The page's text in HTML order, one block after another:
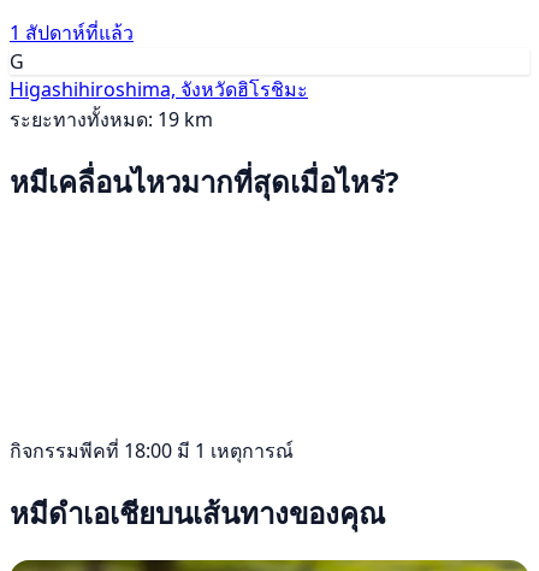
1 สัปดาห์ที่แล้ว
G
Higashihiroshima, จังหวัดฮิโรชิมะ
ระยะทางทั้งหมด: 19 km
หมีเคลื่อนไหวมากที่สุดเมื่อไหร่?
กิจกรรมพีคที่ 18:00 มี 1 เหตุการณ์
หมีดำเอเชียบนเส้นทางของคุณ